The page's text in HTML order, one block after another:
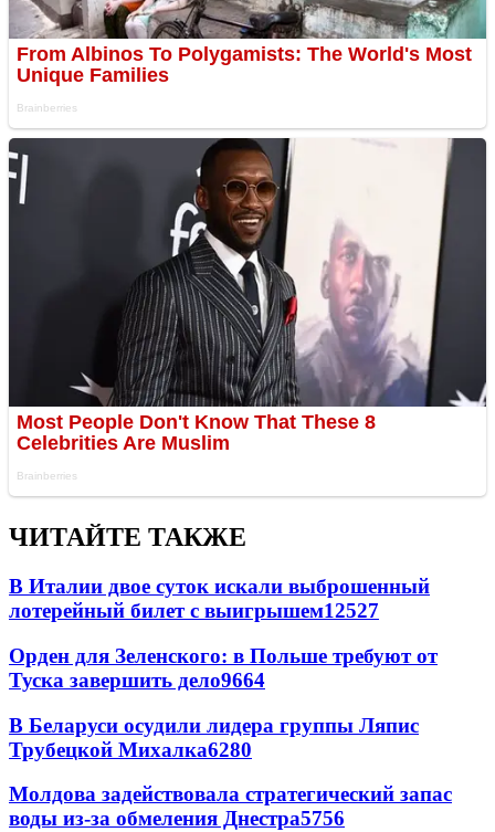
ЧИТАЙТЕ ТАКЖЕ
В Италии двое суток искали выброшенный
лотерейный билет с выигрышем12527
Орден для Зеленского: в Польше требуют от
Туска завершить дело9664
В Беларуси осудили лидера группы Ляпис
Трубецкой Михалка6280
Молдова задействовала стратегический запас
воды из-за обмеления Днестра5756